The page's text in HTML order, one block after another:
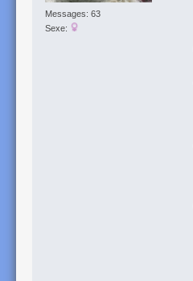
Messages: 63
Sexe: